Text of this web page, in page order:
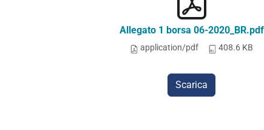
Allegato 1 borsa 06-2020_BR.pdf
application/pdf 408.6 KB
Scarica